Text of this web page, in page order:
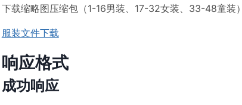
下载缩略图压缩包（1-16男装、17-32女装、33-48童装）
服装文件下载
响应格式
成功响应